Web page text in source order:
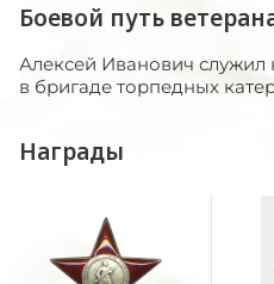
Боевой путь
Алексей Иванович
в бригаде торпедных
Награды